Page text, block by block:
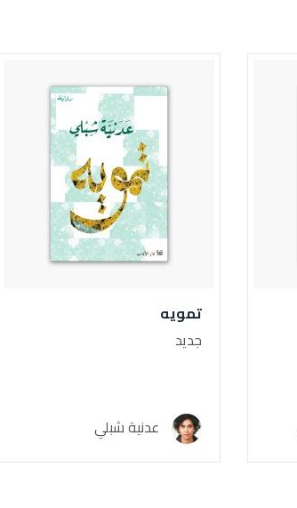
تمويه
جديد
عدنية شبلي